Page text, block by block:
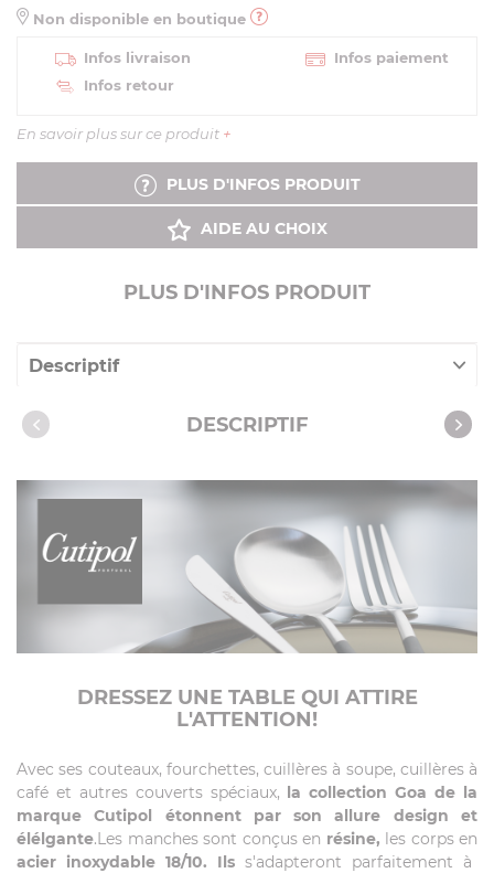
Non disponible en boutique
Infos livraison
Infos paiement
Infos retour
En savoir plus sur ce produit +
PLUS D'INFOS PRODUIT
AIDE AU CHOIX
PLUS D'INFOS PRODUIT
Descriptif
Caractéristiques
DESCRIPTIF
DRESSEZ UNE TABLE QUI ATTIRE
L'ATTENTION!
Avec ses couteaux, fourchettes, cuillères à soupe, cuillères à
café et autres couverts spéciaux, la collection Goa de la
marque Cutipol étonnent par son allure design et
élélgante.Les manches sont conçus en résine, les corps en
acier inoxydable 18/10. Ils s'adapteront parfaitement à